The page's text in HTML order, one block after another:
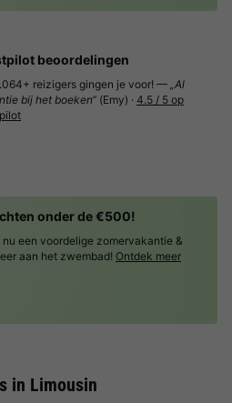
beoordelingen
reizigers gingen je voor! — „Al
bij het boeken“ (Emy) · 4.5 / 5 op
onder de €500!
nu een voordelige zomervakantie &
aan het zwembad! Ontdek meer
in Limousin